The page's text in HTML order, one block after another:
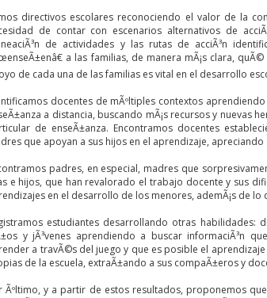
directivos escolares reconociendo el valor de la
de contar con escenarios alternativos de
de actividades y las rutas de acciÃ³n
a las familias, de manera mÃ¡s clara,
de cada una de las familias es vital en el desarrollo
docentes de mÃºltiples contextos
a distancia, buscando mÃ¡s recursos y nuevas
de enseÃ±anza. Encontramos docentes
que apoyan a sus hijos en el aprendizaje,
padres, en especial, madres que
e hijos, que han revalorado el trabajo docente y sus
en el desarrollo de los menores, ademÃ¡s de lo
estudiantes desarrollando otras habilidades:
y jÃ³venes aprendiendo a buscar informaciÃ³n
a travÃ©s del juego y que es posible el
de la escuela, extraÃ±ando a sus compaÃ±eros y
Ãºltimo, y a partir de estos resultados, proponemos